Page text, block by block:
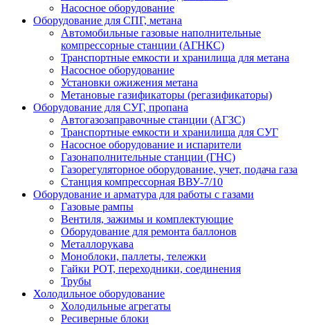
Насосное оборудование
Оборудование для СПГ, метана
Автомобильные газовые наполнительные
компрессорные станции (АГНКС)
Транспортные емкости и хранилища для метана
Насосное оборудование
Установки ожижения метана
Метановые газификаторы (регазификаторы)
Оборудование для СУГ, пропана
Автогазозаправочные станции (АГЗС)
Транспортные емкости и хранилища для СУГ
Насосное оборудование и испарители
Газонаполнительные станции (ГНС)
Газорегуляторное оборудование, учет, подача газа
Станция компрессорная ВВУ-7/10
Оборудование и арматура для работы с газами
Газовые рампы
Вентиля, зажимы и комплектующие
Оборудование для ремонта баллонов
Металлорукава
Моноблоки, паллеты, тележки
Гайки РОТ, переходники, соединения
Трубы
Холодильное оборудование
Холодильные агрегаты
Ресиверные блоки